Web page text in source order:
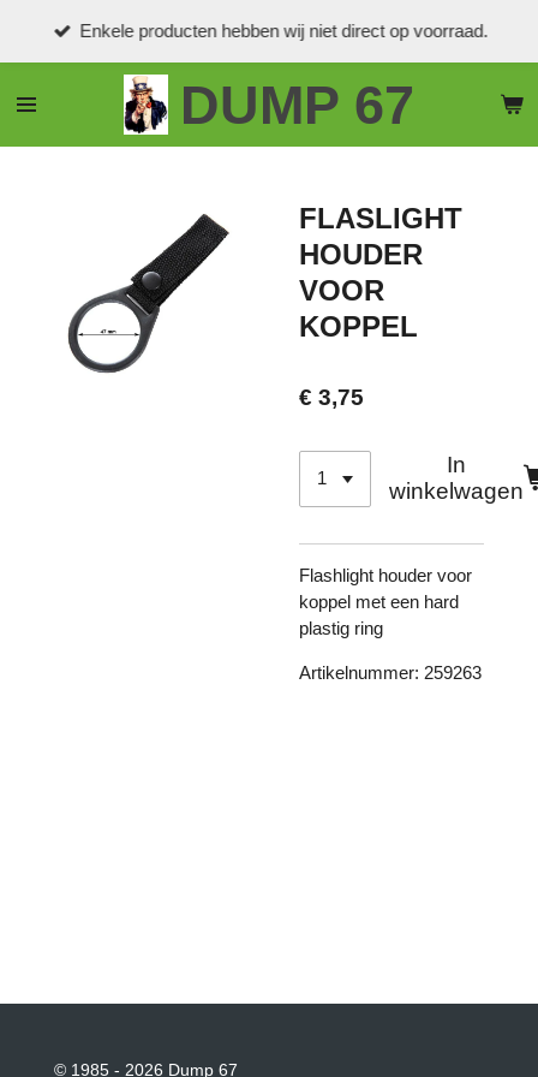
de
DUMP 67
Enkele producten hebben wij niet direct op voorraad.
FLASLIGHT
HOUDER
VOOR
KOPPEL
€ 3,75
In
winkelwagen
Flashlight houder voor
koppel met een hard
plastig ring
Artikelnummer: 259263
© 1985 - 2026 Dump 67